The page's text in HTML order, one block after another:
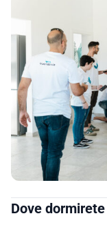
Dove dormirete